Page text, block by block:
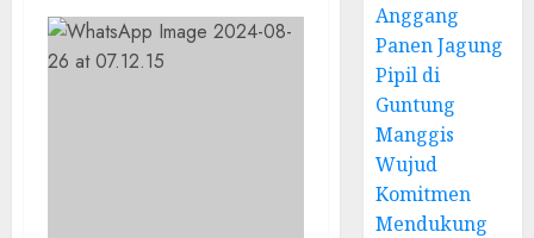
Anggang
Panen Jagung
Pipil di
Guntung
Manggis
Wujud
Komitmen
Mendukung